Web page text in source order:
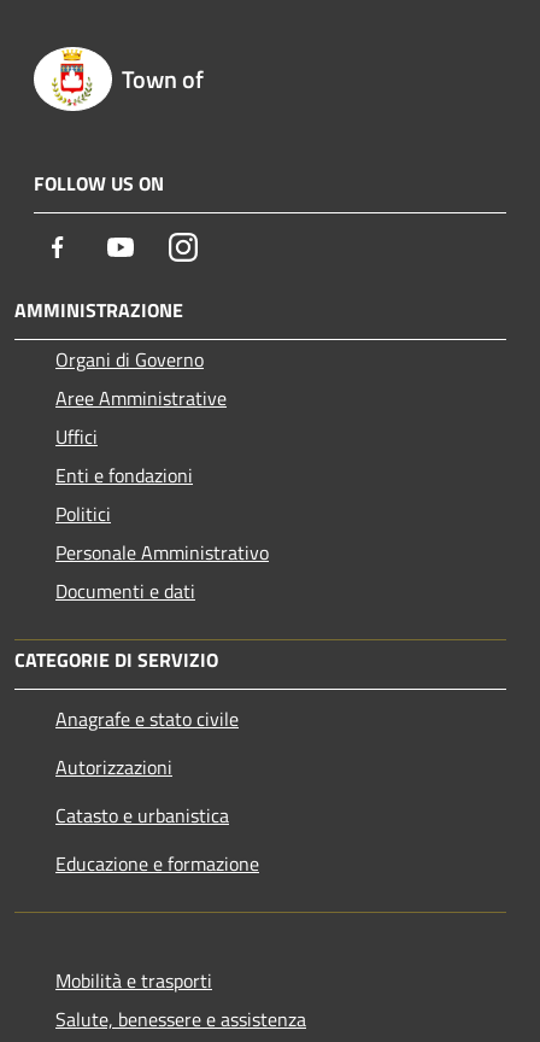
Town of
FOLLOW US ON
Facebook YoutubeInstagram
AMMINISTRAZIONE
Organi di Governo
Aree Amministrative
Uffici
Enti e fondazioni
Politici
Personale Amministrativo
Documenti e dati
CATEGORIE DI SERVIZIO
Anagrafe e stato civile
Autorizzazioni
Catasto e urbanistica
Educazione e formazione
Mobilità e trasporti
Salute, benessere e assistenza